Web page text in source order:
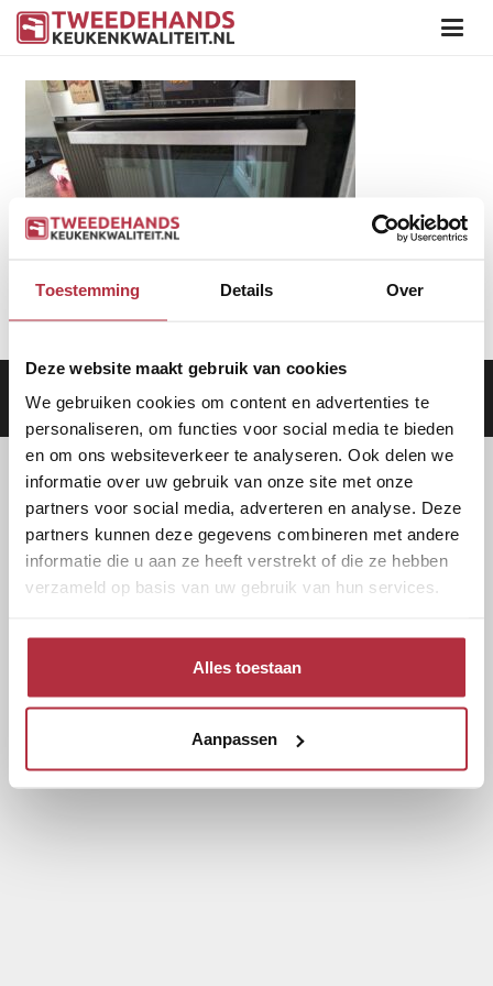
Toestemming Details Over
Deze website maakt gebruik van cookies
We gebruiken cookies om content en advertenties te
personaliseren, om functies voor social media te bieden
en om ons websiteverkeer te analyseren. Ook delen we
informatie over uw gebruik van onze site met onze
partners voor social media, adverteren en analyse. Deze
partners kunnen deze gegevens combineren met andere
informatie die u aan ze heeft verstrekt of die ze hebben
verzameld op basis van uw gebruik van hun services.
Alles toestaan
Aanpassen
Aanbod|Keukens|Levering|Garantie|Privacy Beleid